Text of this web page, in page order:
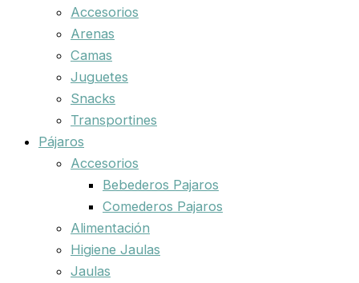
Accesorios
Arenas
Camas
Juguetes
Snacks
Transportines
Pájaros
Accesorios
Bebederos Pajaros
Comederos Pajaros
Alimentación
Higiene Jaulas
Jaulas